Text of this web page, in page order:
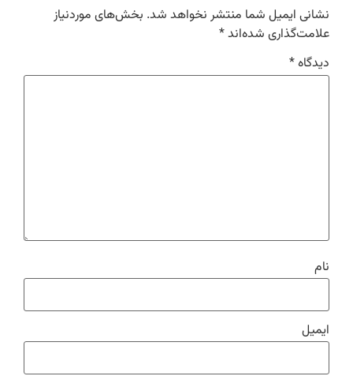
نشانی ایمیل شما منتشر نخواهد شد. بخش‌های موردنیاز
علامت‌گذاری شده‌اند*
دیدگاه*
نام
ایمیل